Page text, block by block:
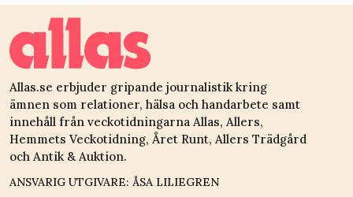
Allas.se erbjuder gripande journalistik kring
ämnen som relationer, hälsa och handarbete samt
innehåll från veckotidningarna Allas, Allers,
Hemmets Veckotidning, Året Runt, Allers Trädgård
och Antik & Auktion.
ANSVARIG UTGIVARE: ÅSA LILIEGREN